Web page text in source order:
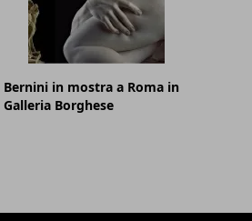
Bernini in mostra a Roma in
Galleria Borghese